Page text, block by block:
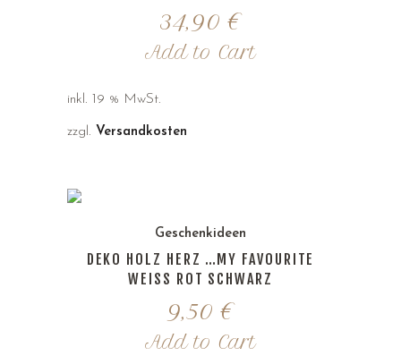
34,90 €
Add to Cart
inkl. 19 % MwSt.
zzgl. Versandkosten
Geschenkideen
DEKO HOLZ HERZ …MY FAVOURITE
WEISS ROT SCHWARZ
9,50 €
Add to Cart